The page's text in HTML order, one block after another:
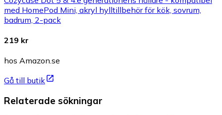
med HomePod Mini, akryl hylltillbehör för kök, sovrum,
badrum, 2-pack
219 kr
hos Amazon.se
Gå till butik
Relaterade sökningar